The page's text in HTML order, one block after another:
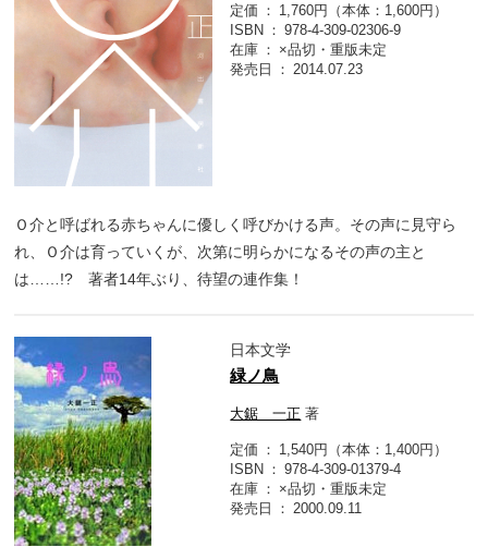
定価
1,760円（本体：1,600円）
ISBN
978-4-309-02306-9
在庫
×品切・重版未定
発売日
2014.07.23
Ｏ介と呼ばれる赤ちゃんに優しく呼びかける声。その声に見守ら
れ、Ｏ介は育っていくが、次第に明らかになるその声の主と
は……!? 著者14年ぶり、待望の連作集！
日本文学
緑ノ鳥
大鋸 一正 著
定価
1,540円（本体：1,400円）
ISBN
978-4-309-01379-4
在庫
×品切・重版未定
発売日
2000.09.11